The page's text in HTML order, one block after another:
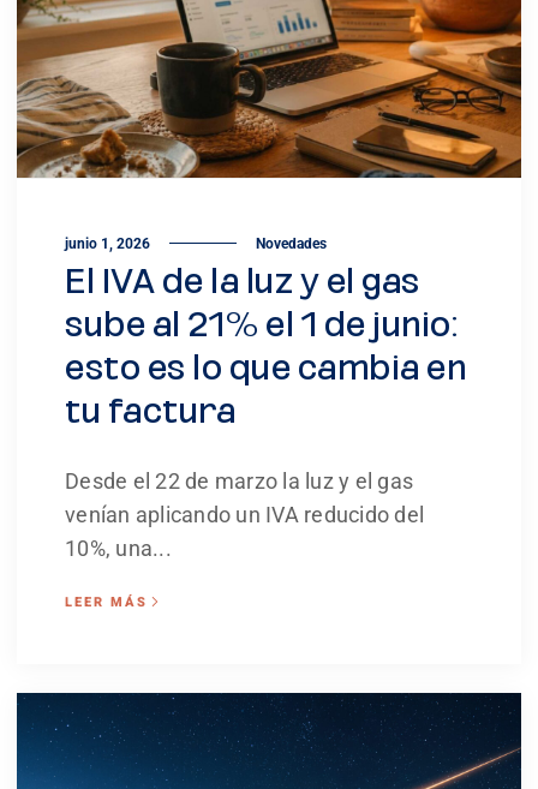
junio 1, 2026 Novedades
El IVA de la luz y el gas
sube al 21% el 1 de junio:
esto es lo que cambia en
tu factura
Desde el 22 de marzo la luz y el gas
venían aplicando un IVA reducido del
10%, una...
LEER MÁS